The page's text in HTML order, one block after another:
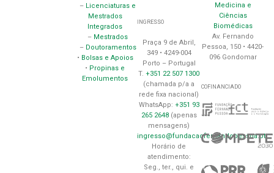
– Licenciaturas e
Mestrados
Integrados
– Mestrados
– Doutoramentos
• Bolsas e Apoios
• Propinas e
Emolumentos
INGRESSO
Praça 9 de Abril,
349 • 4249-004
Porto – Portugal
T.+351 22 507 1300
(chamada p/a a
rede fixa nacional)
WhatsApp: +351 93
265 2648(apenas
mensagens)
ingresso@fundacaofernandopessoa.pt
Horário de
atendimento:
Seg., ter., qui. e
Medicina e
Ciências
Biomédicas
Av. Fernando
Pessoa, 150 • 4420-
096 Gondomar
COFINANCIADO